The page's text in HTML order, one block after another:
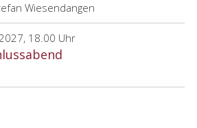
Wiesendangen
18.00 Uhr